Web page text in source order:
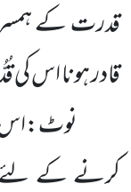
قدرت کے
قادر ہونا اس
نوٹ:اس